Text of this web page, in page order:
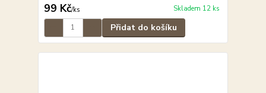
99 Kč/ks Skladem 12 ks
Přidat do košíku